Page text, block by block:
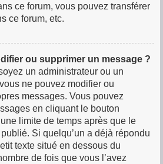
ce forum, vous pouvez transférer
ce forum, etc.
ou supprimer un message ?
un administrateur ou un
ne pouvez modifier ou
messages. Vous pouvez
en cliquant le bouton
limite de temps après que le
Si quelqu’un a déjà répondu
texte situé en dessous du
de fois que vous l’avez